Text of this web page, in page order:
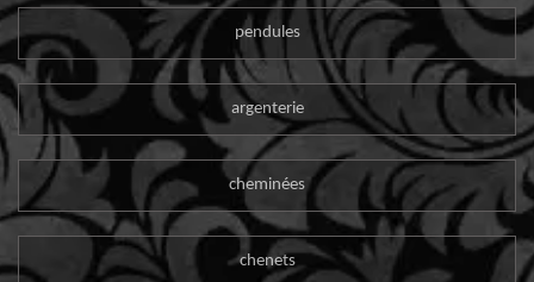
pendules
argenterie
cheminées
chenets